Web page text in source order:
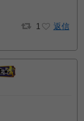
1 返信